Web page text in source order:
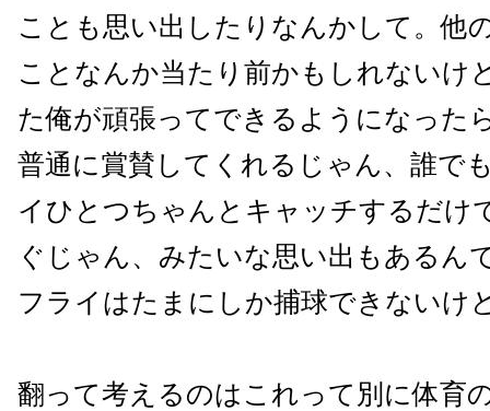
ことも思い出したりなんかして。他
ことなんか当たり前かもしれないけ
た俺が頑張ってできるようになった
普通に賞賛してくれるじゃん、誰で
イひとつちゃんとキャッチするだけ
ぐじゃん、みたいな思い出もあるん
フライはたまにしか捕球できないけ
翻って考えるのはこれって別に体育